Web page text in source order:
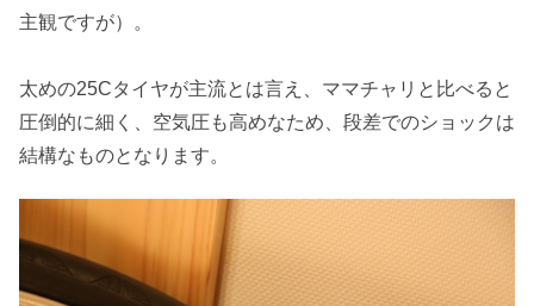
主観ですが）。
太めの25Cタイヤが主流とは言え、ママチャリと比べると
圧倒的に細く、空気圧も高めなため、段差でのショックは
結構なものとなります。